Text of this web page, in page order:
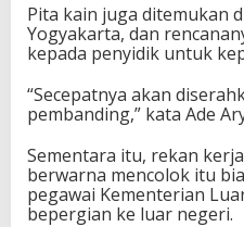
Pita kain juga ditemukan
Yogyakarta, dan
kepada penyidik untuk
“Secepatnya akan
pembanding,” kata Ade
Sementara itu, rekan
berwarna mencolok itu
pegawai Kementerian
bepergian ke luar negeri.